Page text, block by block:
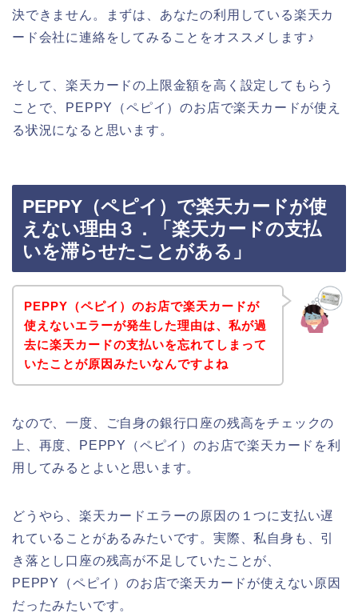
決できません。まずは、あなたの利用している楽天カ
ード会社に連絡をしてみることをオススメします♪
そして、楽天カードの上限金額を高く設定してもらう
ことで、PEPPY（ペピイ）のお店で楽天カードが使え
る状況になると思います。
PEPPY（ペピイ）で楽天カードが使
えない理由３．「楽天カードの支払
いを滞らせたことがある」
PEPPY（ペピイ）のお店で楽天カードが
使えないエラーが発生した理由は、私が過
去に楽天カードの支払いを忘れてしまって
いたことが原因みたいなんですよね
なので、一度、ご自身の銀行口座の残高をチェックの
上、再度、PEPPY（ペピイ）のお店で楽天カードを利
用してみるとよいと思います。
どうやら、楽天カードエラーの原因の１つに支払い遅
れていることがあるみたいです。実際、私自身も、引
き落とし口座の残高が不足していたことが、
PEPPY（ペピイ）のお店で楽天カードが使えない原因
だったみたいです。